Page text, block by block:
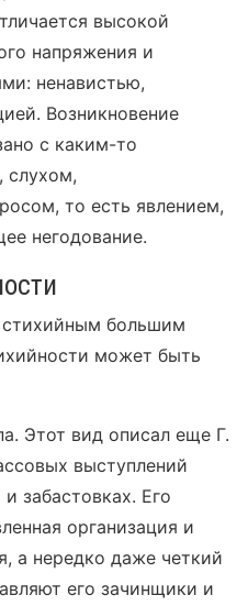
высокой
напряжения и
ненавистью,
Возникновение
с каким-то
слухом,
то есть явлением,
негодование.
стихийным большим
может быть
Этот вид описал еще Г.
выступлений
забастовках. Его
организация и
а нередко даже четкий
его зачинщики и